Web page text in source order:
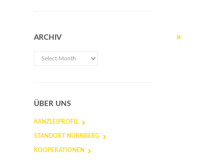
ARCHIV
ÜBER UNS
KANZLEIPROFIL
STANDORT NÜRNBERG
KOOPERATIONEN